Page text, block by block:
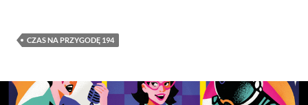
CZAS NA PRZYGODĘ 194